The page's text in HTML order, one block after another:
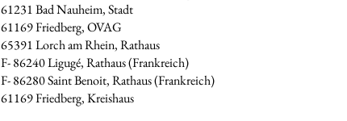
61231 Bad Nauheim, Stadt
61169 Friedberg, OVAG
65391 Lorch am Rhein, Rathaus
F- 86240 Ligugé, Rathaus (Frankreich)
F- 86280 Saint Benoit, Rathaus (Frankreich)
61169 Friedberg, Kreishaus